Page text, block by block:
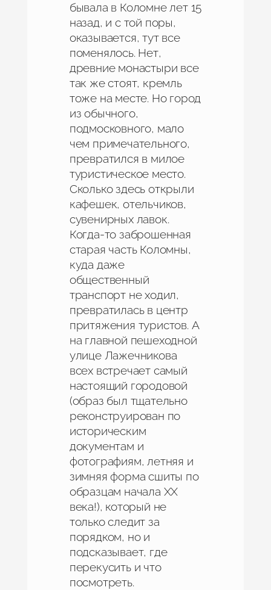
бывала в Коломне лет 15
назад, и с той поры,
оказывается, тут все
поменялось. Нет,
древние монастыри все
так же стоят, кремль
тоже на месте. Но город
из обычного,
подмосковного, мало
чем примечательного,
превратился в милое
туристическое место.
Сколько здесь открыли
кафешек, отельчиков,
сувенирных лавок.
Когда-то заброшенная
старая часть Коломны,
куда даже
общественный
транспорт не ходил,
превратилась в центр
притяжения туристов. А
на главной пешеходной
улице Лажечникова
всех встречает самый
настоящий городовой
(образ был тщательно
реконструирован по
историческим
документам и
фотографиям, летняя и
зимняя форма сшиты по
образцам начала ХХ
века!), который не
только следит за
порядком, но и
подсказывает, где
перекусить и что
посмотреть.